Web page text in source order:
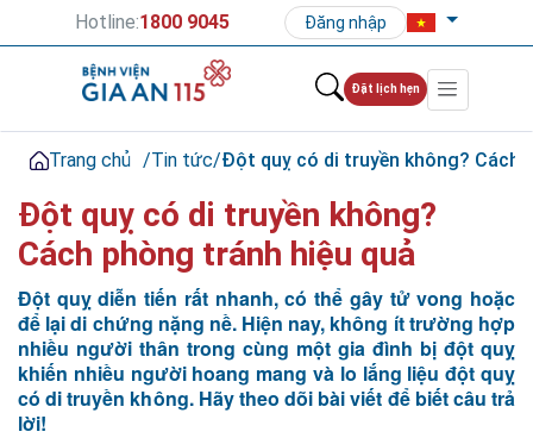
Hotline:1800 9045 Đăng nhập
Đặt lịch hẹn
Trang chủ /Tin tức/Đột quỵ có di truyền không? Cách
Đột quỵ có di truyền không?
Cách phòng tránh hiệu quả
Đột quỵ diễn tiến rất nhanh, có thể gây tử vong hoặc
để lại di chứng nặng nề. Hiện nay, không ít trường hợp
nhiều người thân trong cùng một gia đình bị đột quỵ
khiến nhiều người hoang mang và lo lắng liệu đột quỵ
có di truyền không. Hãy theo dõi bài viết để biết câu trả
lời!